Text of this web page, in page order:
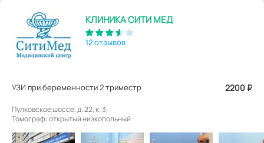
КЛИНИКА СИТИ МЕД
12 отзывов
УЗИ при беременности 2 триместр 2200 ₽
Пулковское шоссе, д. 22, к. 3.
Томограф: открытый низкопольный